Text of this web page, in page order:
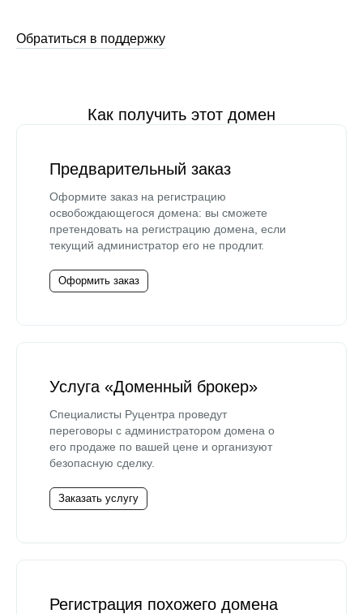
Обратиться в поддержку
Как получить этот домен
Предварительный заказ
Оформите заказ на регистрацию
освобождающегося домена: вы сможете
претендовать на регистрацию домена, если
текущий администратор его не продлит.
Оформить заказ
Услуга «Доменный брокер»
Специалисты Руцентра проведут
переговоры с администратором домена о
его продаже по вашей цене и организуют
безопасную сделку.
Заказать услугу
Регистрация похожего домена